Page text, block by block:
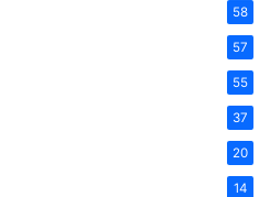
58
57
55
37
20
14